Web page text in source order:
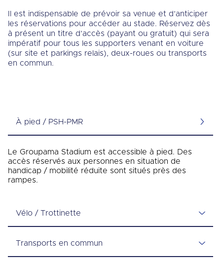
Il est indispensable de prévoir sa venue et d’anticiper
les réservations pour accéder au stade. Réservez dès
à présent un titre d’accès (payant ou gratuit) qui sera
impératif pour tous les supporters venant en voiture
(sur site et parkings relais), deux-roues ou transports
en commun.
À pied / PSH-PMR
Le Groupama Stadium est accessible à pied. Des
accès réservés aux personnes en situation de
handicap / mobilité réduite sont situés près des
rampes.
Vélo / Trottinette
Transports en commun